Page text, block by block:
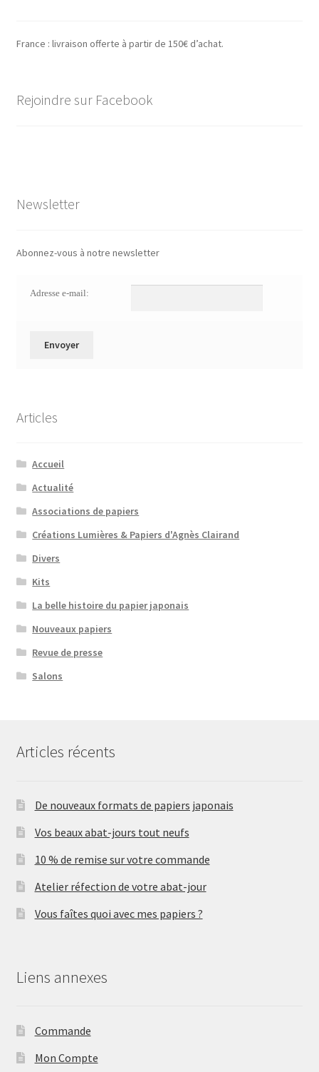
France : livraison offerte à partir de 150€ d’achat.
Rejoindre sur Facebook
Newsletter
Abonnez-vous à notre newsletter
Adresse e-mail:
Articles
Accueil
Actualité
Associations de papiers
Créations Lumières & Papiers d'Agnès Clairand
Divers
Kits
La belle histoire du papier japonais
Nouveaux papiers
Revue de presse
Salons
Articles récents
De nouveaux formats de papiers japonais
Vos beaux abat-jours tout neufs
10 % de remise sur votre commande
Atelier réfection de votre abat-jour
Vous faîtes quoi avec mes papiers ?
Liens annexes
Commande
Mon Compte